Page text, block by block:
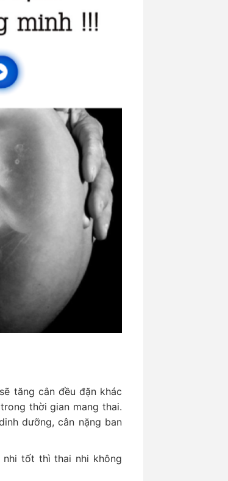
tăng cân đều đặn khác
thời gian mang thai.
dưỡng, cân nặng ban
tốt thì thai nhi không